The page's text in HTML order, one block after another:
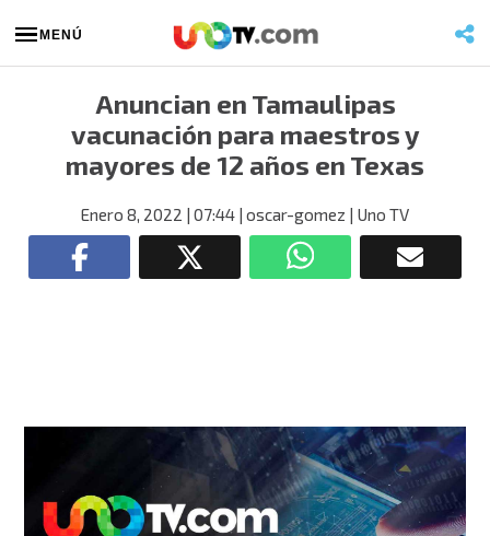
MENÚ
Anuncian en Tamaulipas
vacunación para maestros y
mayores de 12 años en Texas
Enero 8, 2022 | 07:44 | oscar-gomez | Uno TV